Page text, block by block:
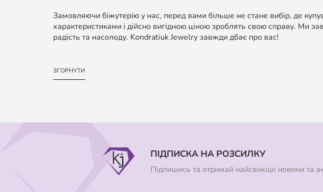
Замовляючи біжутерію у нас, перед вами більше не стане вибір, де
характеристиками і дійсно вигідною ціною зроблять свою справу. Ми
радість та насолоду. Kondratiuk Jewelry завжди дбає про вас!
ЗГОРНУТИ
ПІДПИСКА НА РОЗСИЛКУ
Підпишись та отримай найсвіжіші новини та